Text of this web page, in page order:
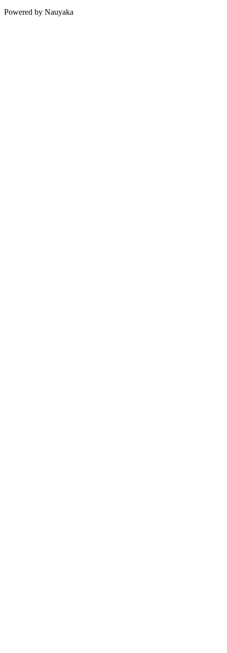
Powered by Nauyaka